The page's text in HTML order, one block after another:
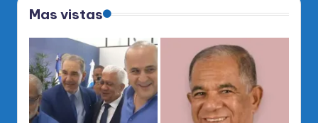
Mas vistas